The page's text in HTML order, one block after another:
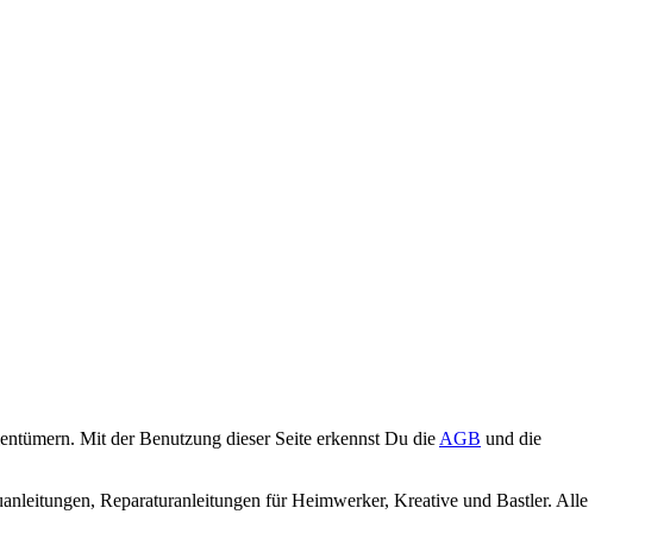
Mit der Benutzung dieser Seite erkennst Du die AGB und die
Reparaturanleitungen für Heimwerker, Kreative und Bastler. Alle